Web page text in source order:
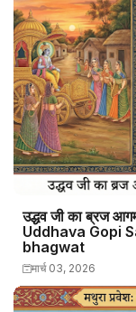
उद्धव जी का ब्रज
Uddhava Gopi
bhagwat
मार्च 03, 2026